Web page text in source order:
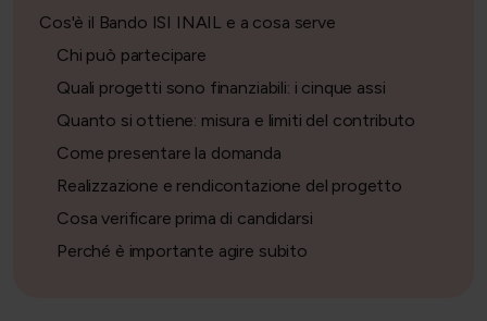
Cos'è il Bando ISI INAIL e a cosa serve
Chi può partecipare
Quali progetti sono finanziabili: i cinque assi
Quanto si ottiene: misura e limiti del contributo
Come presentare la domanda
Realizzazione e rendicontazione del progetto
Cosa verificare prima di candidarsi
Perché è importante agire subito